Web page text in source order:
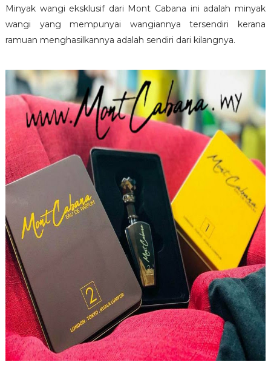
Minyak wangi eksklusif dari Mont Cabana ini adalah minyak
wangi yang mempunyai wangiannya tersendiri kerana
ramuan menghasilkannya adalah sendiri dari kilangnya.